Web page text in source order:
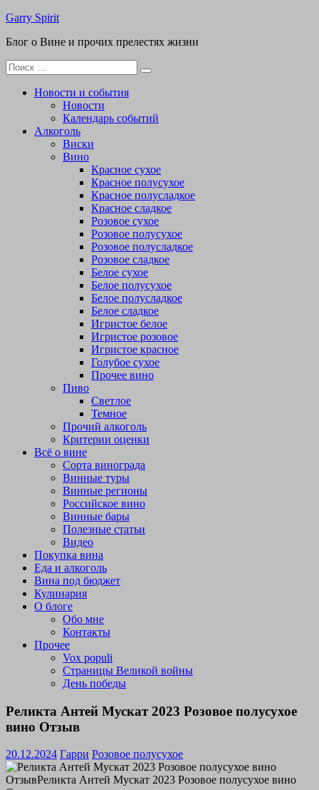
Перейти
содержимому
Garry Spirit
Блог о Вине и прочих прелестях жизни
Поиск
для:
Новости и события
Новости
Календарь событий
Алкоголь
Виски
Вино
Красное сухое
Красное полусухое
Красное полусладкое
Красное сладкое
Розовое сухое
Розовое полусухое
Розовое полусладкое
Розовое сладкое
Белое сухое
Белое полусухое
Белое полусладкое
Белое сладкое
Игристое белое
Игристое розовое
Игристое красное
Голубое сухое
Прочее вино
Пиво
Светлое
Темное
Прочий алкоголь
Критерии оценки
Всё о вине
Сорта винограда
Винные туры
Винные регионы
Российское вино
Винные бары
Полезные статьи
Видео
Покупка вина
Еда и алкоголь
Вина под бюджет
Кулинария
О блоге
Обо мне
Контакты
Прочее
Vox populi
Страницы Великой войны
День победы
Реликта Антей Мускат 2023 Розовое полусухое
вино Отзыв
20.12.2024 Гарри Розовое полусухое